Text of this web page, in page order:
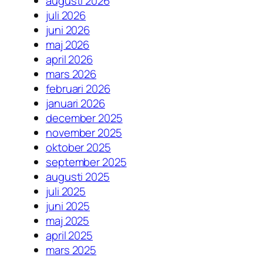
juli 2026
juni 2026
maj 2026
april 2026
mars 2026
februari 2026
januari 2026
december 2025
november 2025
oktober 2025
september 2025
augusti 2025
juli 2025
juni 2025
maj 2025
april 2025
mars 2025